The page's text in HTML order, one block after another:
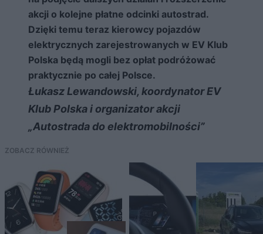
akcji o kolejne płatne odcinki autostrad.
Dzięki temu teraz kierowcy pojazdów
elektrycznych zarejestrowanych w EV Klub
Polska będą mogli bez opłat podróżować
praktycznie po całej Polsce.
Łukasz Lewandowski, koordynator EV
Klub Polska i organizator akcji
„Autostrada do elektromobilności”
ZOBACZ RÓWNIEŻ